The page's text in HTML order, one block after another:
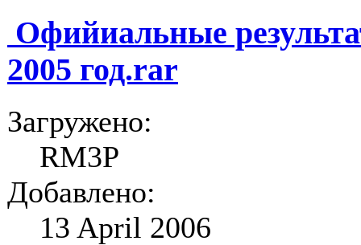
Офийиальные
2005 год.rar
Загружено:
RM3P
Добавлено:
13 April 2006